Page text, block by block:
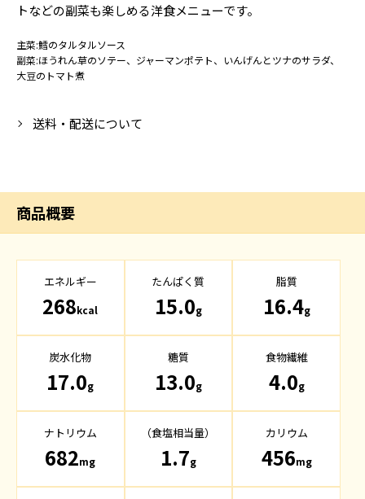
トなどの副菜も楽しめる洋食メニューです。
主菜:鱈のタルタルソース
副菜:ほうれん草のソテー、ジャーマンポテト、いんげんとツナのサラダ、
大豆のトマト煮
送料・配送について
商品概要
エネルギー
268kcal
たんぱく質
15.0g
脂質
16.4g
炭水化物
17.0g
糖質
13.0g
食物繊維
4.0g
ナトリウム
682mg
（食塩相当量）
1.7g
カリウム
456mg